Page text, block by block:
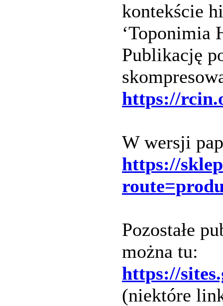
kontekście
‘Toponimia
Publikację
https://
W wersji
https://
Pozostałe
można tu:
https://
(niektóre